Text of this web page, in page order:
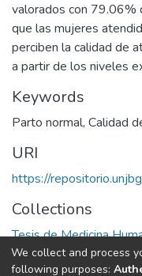
valorados con 79.06%
que las mujeres
perciben la calidad de
a partir de los niveles
Keywords
Parto normal, Calidad
URI
https://
Collections
Tesis de Medicina
Full item page
We collect and process
following purposes: